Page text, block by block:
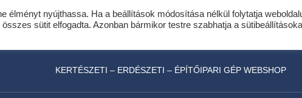
Cofidis expressz online áruhitel 0 % THM-el 10
HQ láncfűrészhez ajándékba adunk egy
KERTÉSZETI – ERDÉSZETI – ÉPÍTŐIPARI GÉP WEBSHOP
élményt nyújthassa. Ha a beállítások módosítása nélkül folytatja
sütit elfogadta. Azonban bármikor testre szabhatja a